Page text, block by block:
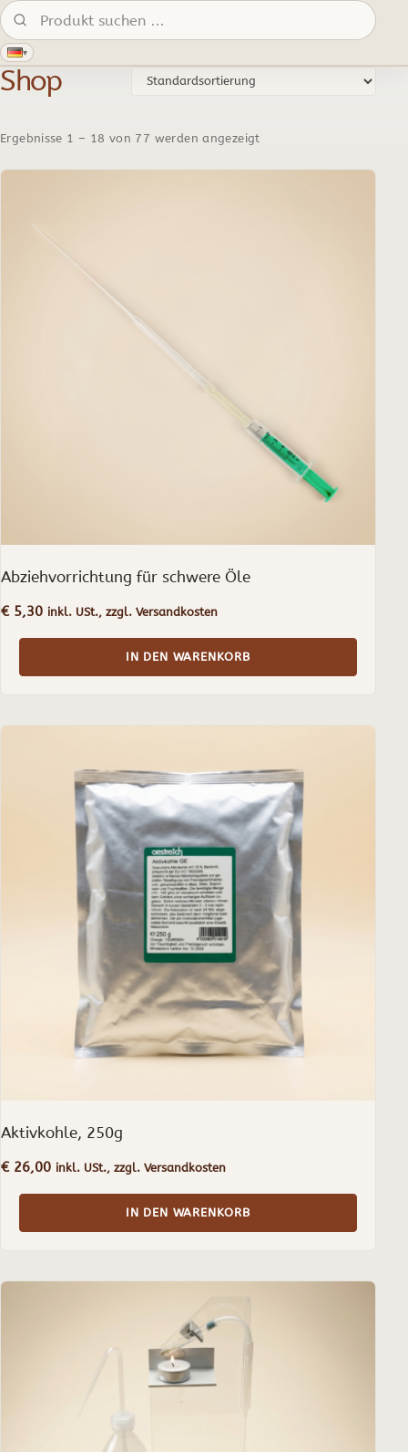
Produkte suchen:
▾
Shop
Ergebnisse 1 – 18 von 77 werden angezeigt
Abziehvorrichtung für schwere Öle
€ 5,30 inkl. USt., zzgl. Versandkosten
IN DEN WARENKORB
Aktivkohle, 250g
€26,00 inkl. USt., zzgl. Versandkosten
IN DEN WARENKORB